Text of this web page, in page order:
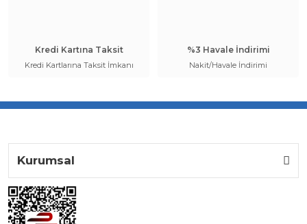
Kredi Kartına Taksit
Kredi Kartlarına Taksit İmkanı
%3 Havale İndirimi
Nakit/Havale İndirimi
Kurumsal